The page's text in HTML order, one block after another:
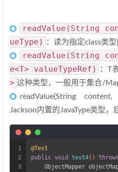
readValue(String
ueType)
：读为指定class类
readValue(String
e<T> valueTypeRef)
：T
> 这种类型，一般用于集合/
readValue(String content,
Jackson内置的JavaType类型，
1
2
3
@Test
public void test4() throws
ObjectMapper